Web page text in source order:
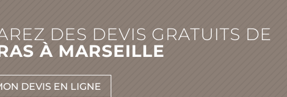
DES DEVIS GRATUITS DE
À MARSEILLE
DEVIS EN LIGNE